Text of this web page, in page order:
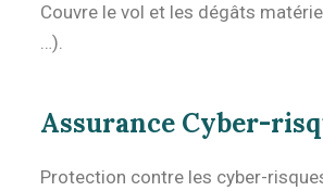
Couvre le vol et les dégâts
…).
Assurance Cyber-
Protection contre les cyber-